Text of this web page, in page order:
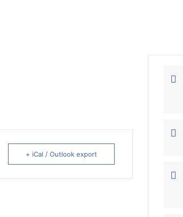
+ iCal / Outlook export